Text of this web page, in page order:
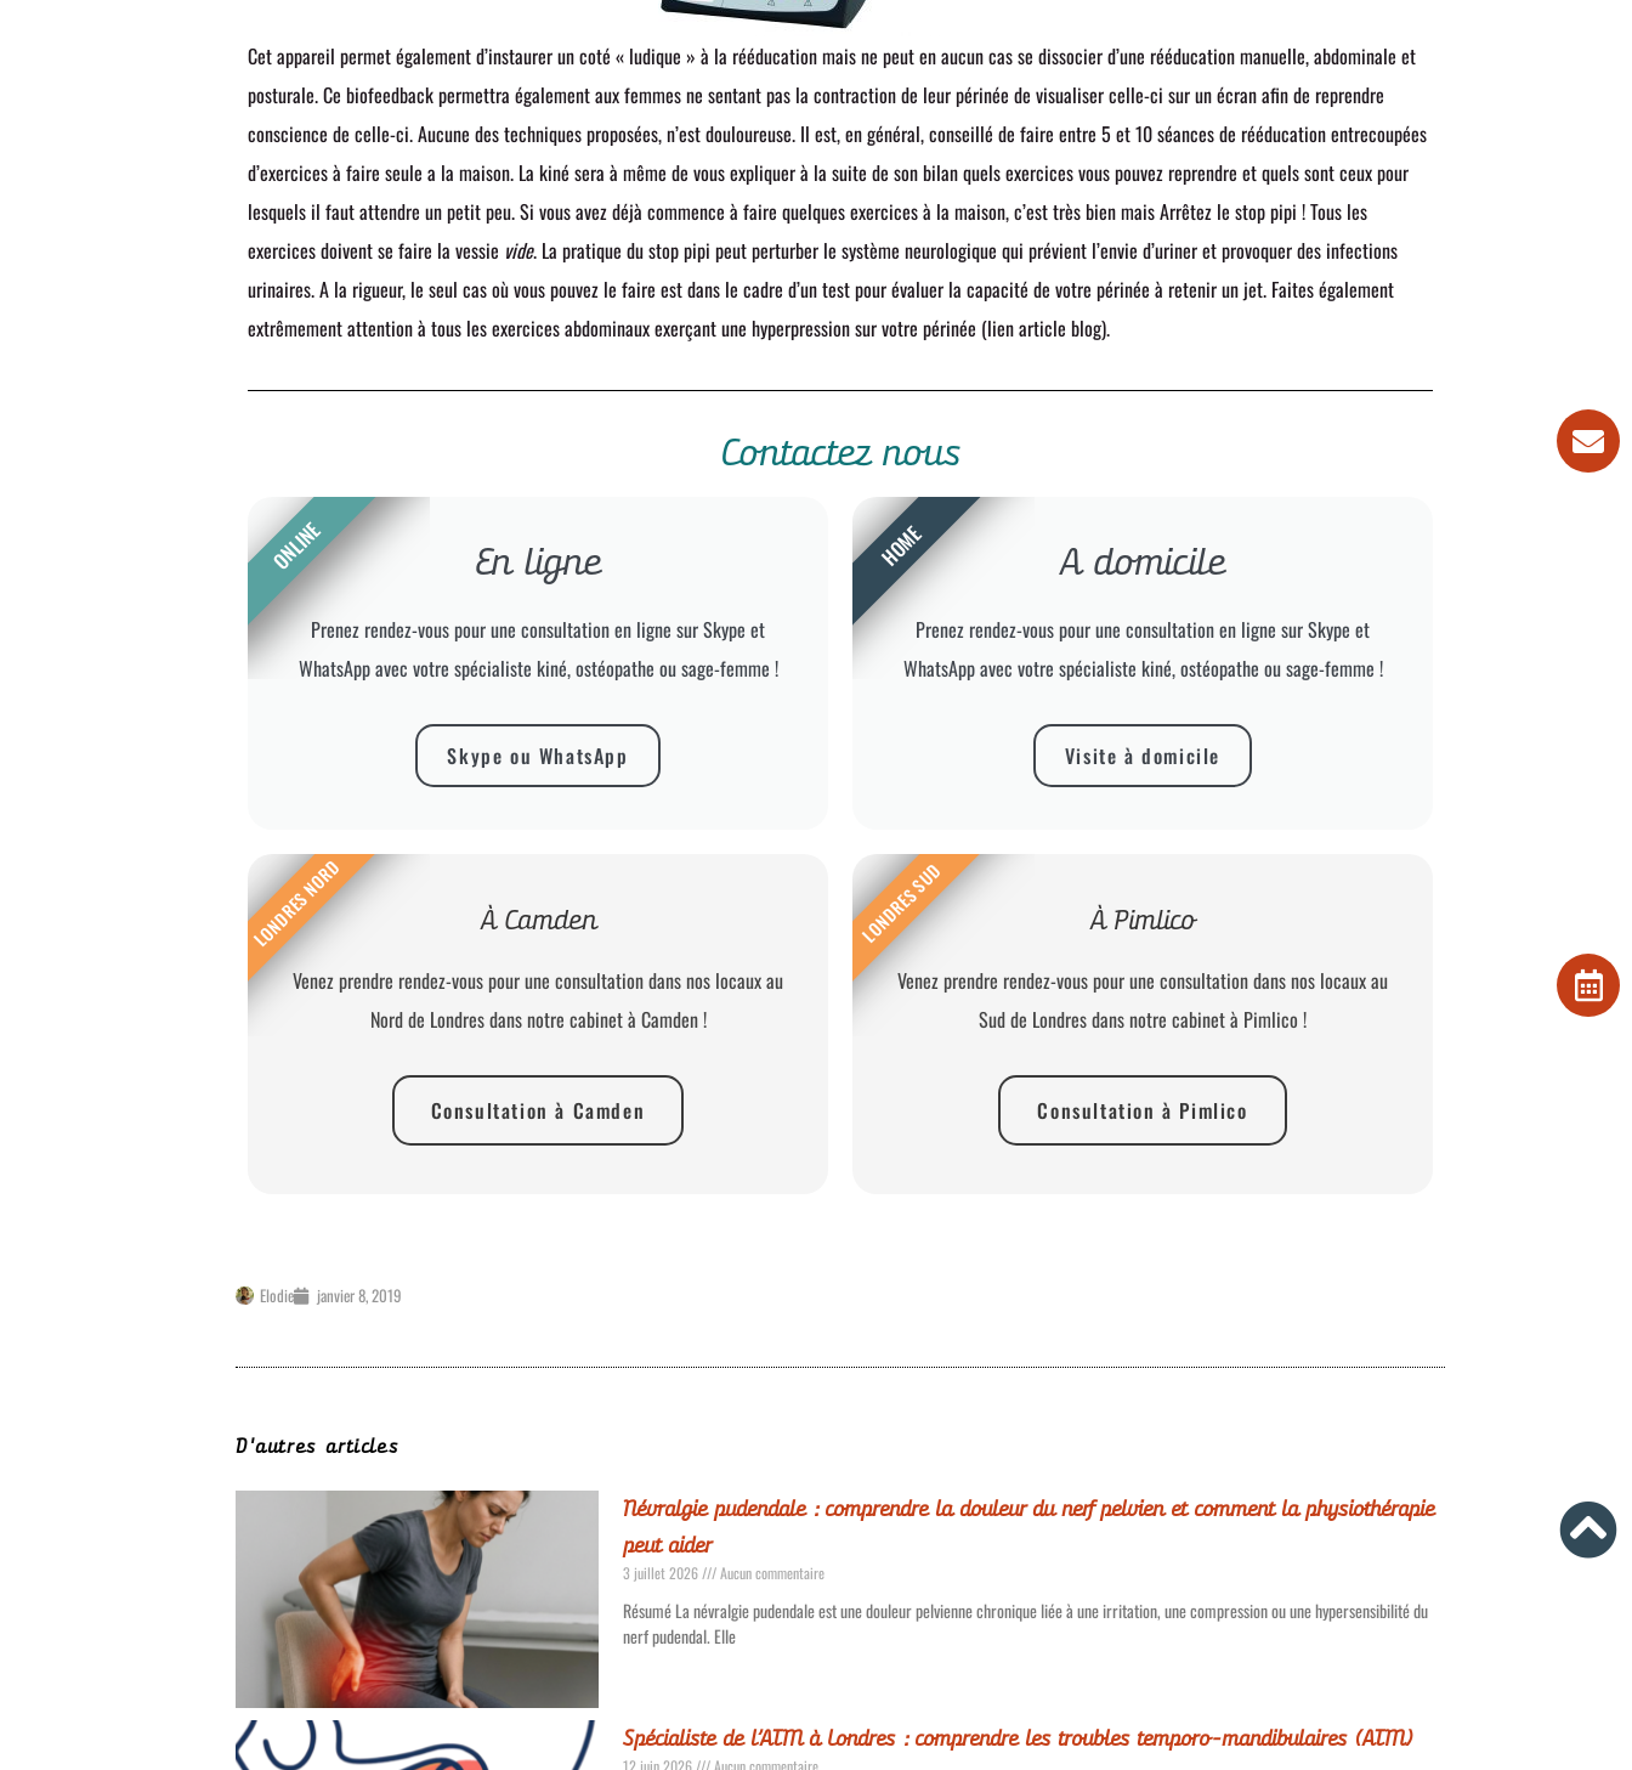
Cet appareil permet également d’instaurer un coté « ludique » à la rééducation mais ne peut en aucun cas se dissocier d’une rééducation manuelle, abdominale et
posturale. Ce biofeedback permettra également aux femmes ne sentant pas la contraction de leur périnée de visualiser celle-ci sur un écran afin de reprendre
conscience de celle-ci. Aucune des techniques proposées, n’est douloureuse. Il est, en général, conseillé de faire entre 5 et 10 séances de rééducation entrecoupées
d’exercices à faire seule a la maison. La kiné sera à même de vous expliquer à la suite de son bilan quels exercices vous pouvez reprendre et quels sont ceux pour
lesquels il faut attendre un petit peu. Si vous avez déjà commence à faire quelques exercices à la maison, c’est très bien mais Arrêtez le stop pipi ! Tous les
exercices doivent se faire la vessie vide. La pratique du stop pipi peut perturber le système neurologique qui prévient l’envie d’uriner et provoquer des infections
urinaires. A la rigueur, le seul cas où vous pouvez le faire est dans le cadre d’un test pour évaluer la capacité de votre périnée à retenir un jet. Faites également
extrêmement attention à tous les exercices abdominaux exerçant une hyperpression sur votre périnée (lien article blog).
Contactez nous
En ligne
Prenez rendez-vous pour une consultation en ligne sur Skype et
WhatsApp avec votre spécialiste kiné, ostéopathe ou sage-femme !
Skype ou WhatsApp
ONLINE A domicile
Prenez rendez-vous pour une consultation en ligne sur Skype et
WhatsApp avec votre spécialiste kiné, ostéopathe ou sage-femme !
Visite à domicile
HOME
À Camden
Venez prendre rendez-vous pour une consultation dans nos locaux au
Nord de Londres dans notre cabinet à Camden !
Consultation à Camden
LONDRES NORD À Pimlico
Venez prendre rendez-vous pour une consultation dans nos locaux au
Sud de Londres dans notre cabinet à Pimlico !
Consultation à Pimlico
LONDRES SUD
Elodie janvier 8, 2019
D'autres articles
Névralgie pudendale : comprendre la douleur du nerf pelvien et comment la physiothérapie
peut aider
3 juillet 2026 Aucun commentaire
Résumé La névralgie pudendale est une douleur pelvienne chronique liée à une irritation, une compression ou une hypersensibilité du
nerf pudendal. Elle
Spécialiste de l’ATM à Londres : comprendre les troubles temporo-mandibulaires (ATM)